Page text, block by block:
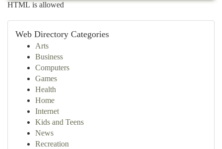
HTML is allowed
Web Directory Categories
Arts
Business
Computers
Games
Health
Home
Internet
Kids and Teens
News
Recreation